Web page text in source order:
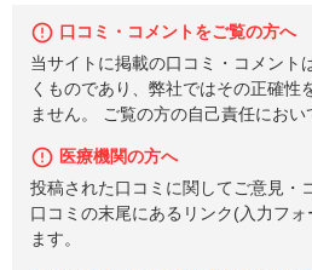
口コミ・コメントをご覧の方へ
当サイトに掲載の口コミ・コメント
くものであり、弊社ではその正確性
ません。 ご覧の方の自己責任におい
医療機関の方へ
投稿された口コミに関してご意見・
口コミの末尾にあるリンク(入力フ
ます。